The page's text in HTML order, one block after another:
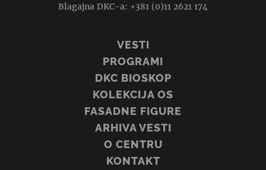
Blagajna DKC-a: +381 (0)11 2621 174
VESTI
PROGRAMI
DKC BIOSKOP
KOLEKCIJA OS
FASADNE FIGURE
ARHIVA VESTI
O CENTRU
KONTAKT